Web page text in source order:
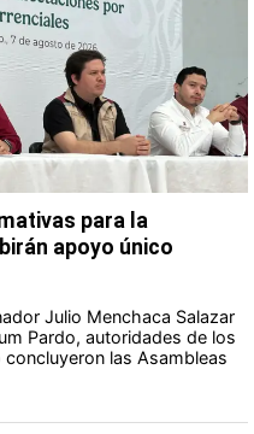
para la
apoyo único
Julio Menchaca Salazar
Pardo, autoridades de los
las Asambleas